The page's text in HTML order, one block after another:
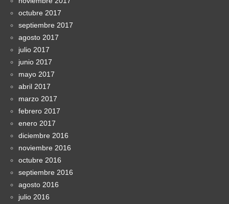
octubre 2017
septiembre 2017
agosto 2017
julio 2017
junio 2017
mayo 2017
abril 2017
marzo 2017
febrero 2017
enero 2017
diciembre 2016
noviembre 2016
octubre 2016
septiembre 2016
agosto 2016
julio 2016